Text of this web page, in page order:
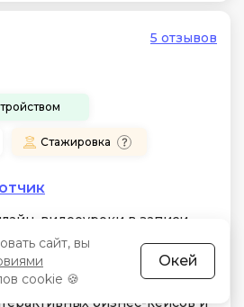
5 отзывов
Стажировка
видеоуроки в записи,
работа на тренажерах
TypeScript, Redux, Webpack и
включая CRM-
бизнес-кейсов и
сайт, вы
cookie 🍪
Окей